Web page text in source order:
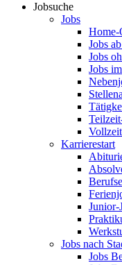
Jobsuche
Jobs
Home-
Jobs
Jobs
Jobs
Karrierestart
Junior-
Jobs nach
Jobs